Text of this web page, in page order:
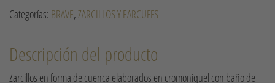
Categorías: BRAVE,ZARCILLOS Y EARCUFFS
Descripción del producto
Zarcillos en forma de cuenca elaborados en cromoniquel con baño de